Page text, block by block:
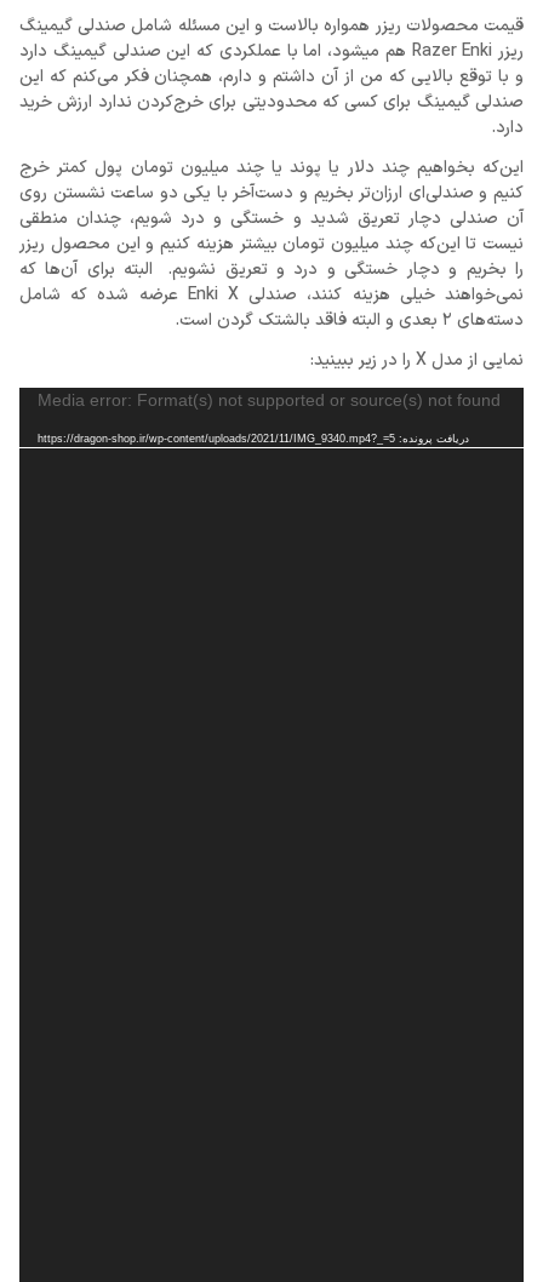
قیمت محصولات ریزر همواره بالاست و این مسئله شامل صندلی گیمینگ
ریزر Razer Enki هم می‎شود، اما با عملکردی که این صندلی گیمینگ دارد
و با توقع بالایی که من از آن داشتم و دارم، همچنان فکر می‌کنم که این
صندلی گیمینگ برای کسی که محدودیتی برای خرج‌کردن ندارد ارزش خرید
دارد.
این‌که بخواهیم چند دلار یا پوند یا چند میلیون تومان پول کمتر خرج
کنیم و صندلی‌ای ارزان‌تر بخریم و دست‌آخر با یکی دو ساعت نشستن روی
آن صندلی دچار تعریق شدید و خستگی و درد شویم، چندان منطقی
نیست تا این‌که چند میلیون تومان بیشتر هزینه کنیم و این محصول ریزر
را بخریم و دچار خستگی و درد و تعریق نشویم. البته برای آن‌ها که
نمی‌خواهند خیلی هزینه کنند، صندلی Enki X عرضه شده که شامل
دسته‌های 2 بعدی و البته فاقد بالشتک گردن است.
نمایی از مدل X را در زیر ببینید:
نمایشگر
Media error: Format(s) not supported or source(s) not found
دریافت پرونده: https://dragon-shop.ir/wp-content/uploads/2021/11/IMG_9340.mp4?_=5